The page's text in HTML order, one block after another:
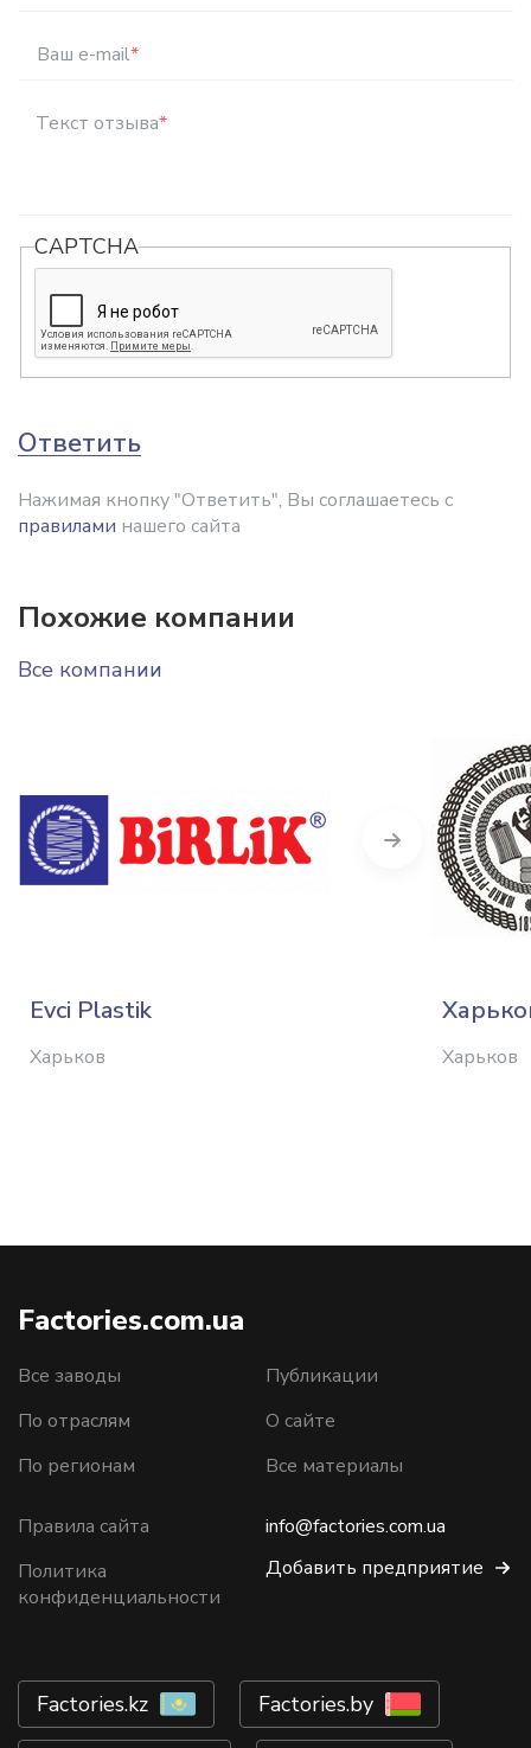
Ваш e-mail*
Текст отзыва*
CAPTCHA
Ответить
Нажимая кнопку "Ответить", Вы соглашаетесь с
правилами нашего сайта
Похожие компании
Все компании
Evci Plastik
Харьков Харьков
Next
Factories.com.ua
Все заводы
По отраслям
По регионам
Публикации
О сайте
Все материалы
Правила сайта
Политика
конфиденциальности
info@factories.com.ua
Добавить предприятие
Factories.kz Factories.by